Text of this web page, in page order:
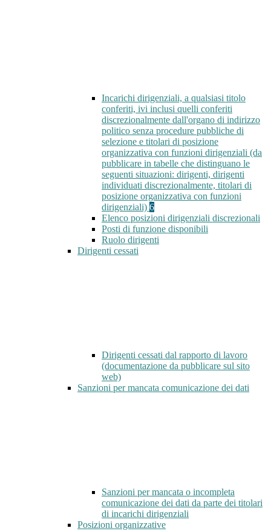
Incarichi dirigenziali, a qualsiasi titolo
conferiti, ivi inclusi quelli conferiti
discrezionalmente dall'organo di indirizzo
politico senza procedure pubbliche di
selezione e titolari di posizione
organizzativa con funzioni dirigenziali (da
pubblicare in tabelle che distinguano le
seguenti situazioni: dirigenti, dirigenti
individuati discrezionalmente, titolari di
posizione organizzativa con funzioni
dirigenziali) 6
Elenco posizioni dirigenziali discrezionali
Posti di funzione disponibili
Ruolo dirigenti
Dirigenti cessati
Dirigenti cessati dal rapporto di lavoro
(documentazione da pubblicare sul sito
web)
Sanzioni per mancata comunicazione dei dati
Sanzioni per mancata o incompleta
comunicazione dei dati da parte dei titolari
di incarichi dirigenziali
Posizioni organizzative